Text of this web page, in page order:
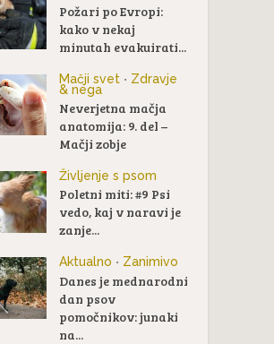
Požari po Evropi:
kako v nekaj
minutah evakuirati...
Mačji svet • Zdravje
& nega
Neverjetna mačja
anatomija: 9. del –
Mačji zobje
Življenje s psom
Poletni miti: #9 Psi
vedo, kaj v naravi je
zanje...
Aktualno • Zanimivo
Danes je mednarodni
dan psov
pomočnikov: junaki
na...